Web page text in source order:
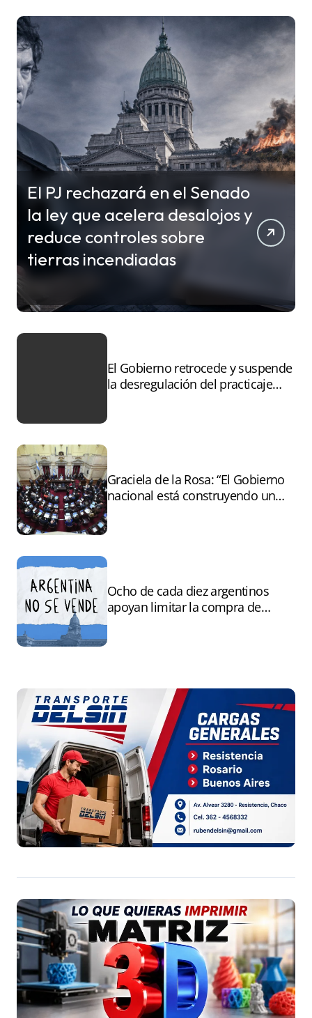
El PJ rechazará en el Senado
la ley que acelera desalojos y
reduce controles sobre
tierras incendiadas
El Gobierno retrocede y suspende
la desregulación del practicaje
Graciela de la Rosa: “El Gobierno
nacional está construyendo un
Ocho de cada diez argentinos
apoyan limitar la compra de